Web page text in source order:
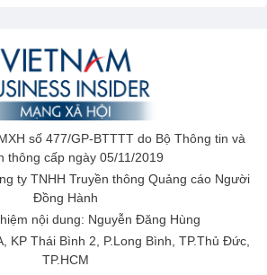
số 477/GP-BTTTT do Bộ Thông tin và
thông cấp ngày 05/11/2019
ty TNHH Truyền thông Quảng cáo Người
Đồng Hành
nội dung: Nguyễn Đăng Hùng
KP Thái Bình 2, P.Long Bình, TP.Thủ Đức,
TP.HCM